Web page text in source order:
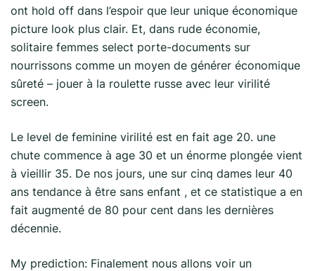
ont hold off dans l’espoir que leur unique économique
picture look plus clair. Et, dans rude économie,
solitaire femmes select porte-documents sur
nourrissons comme un moyen de générer économique
sûreté – jouer à la roulette russe avec leur virilité
screen.
Le level de feminine virilité est en fait age 20. une
chute commence à age 30 et un énorme plongée vient
à vieillir 35. De nos jours, une sur cinq dames leur 40
ans tendance à être sans enfant , et ce statistique a en
fait augmenté de 80 pour cent dans les dernières
décennie.
My prediction: Finalement nous allons voir un